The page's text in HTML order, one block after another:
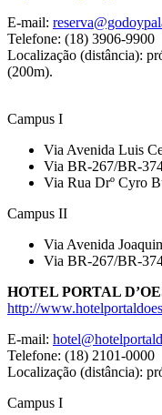
E-mail:
Telefone: (18) 3906-9900
Localização (distância):
(200m).
Campus I
Via Avenida Luis
Via BR-267/BR-
Via Rua Drº Cyro
Campus II
Via Avenida
Via BR-267/BR-
HOTEL PORTAL
http://
E-mail:
Telefone: (18) 2101-0000
Localização (distância):
Campus I